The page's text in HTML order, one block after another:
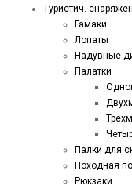
Туристич.
Гамаки
Лопаты
Надувные
Палатки
Палки для
Походная
Рюкзаки